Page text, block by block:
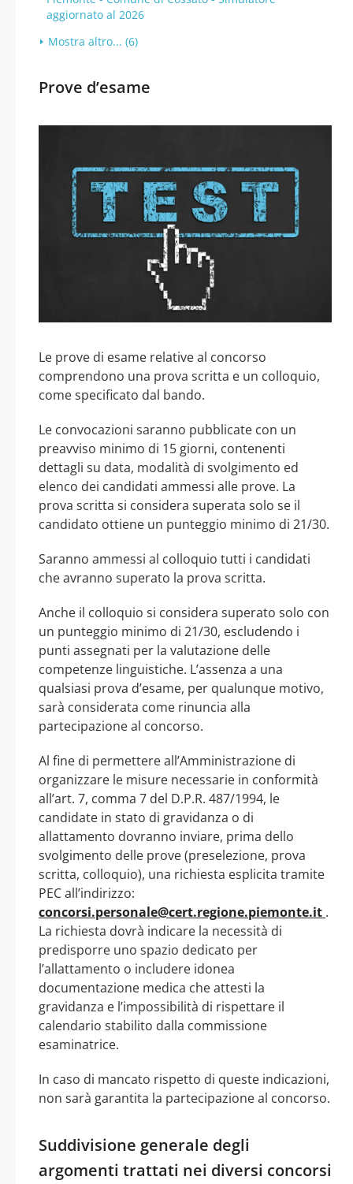
aggiornato al 2026
Mostra altro... (6)
Prove d’esame
Le prove di esame relative al concorso
comprendono una prova scritta e un colloquio,
come specificato dal bando.
Le convocazioni saranno pubblicate con un
preavviso minimo di 15 giorni, contenenti
dettagli su data, modalità di svolgimento ed
elenco dei candidati ammessi alle prove. La
prova scritta si considera superata solo se il
candidato ottiene un punteggio minimo di 21/30.
Saranno ammessi al colloquio tutti i candidati
che avranno superato la prova scritta.
Anche il colloquio si considera superato solo con
un punteggio minimo di 21/30, escludendo i
punti assegnati per la valutazione delle
competenze linguistiche. L’assenza a una
qualsiasi prova d’esame, per qualunque motivo,
sarà considerata come rinuncia alla
partecipazione al concorso.
Al fine di permettere all’Amministrazione di
organizzare le misure necessarie in conformità
all’art. 7, comma 7 del D.P.R. 487/1994, le
candidate in stato di gravidanza o di
allattamento dovranno inviare, prima dello
svolgimento delle prove (preselezione, prova
scritta, colloquio), una richiesta esplicita tramite
PEC all’indirizzo:
concorsi.personale@cert.regione.piemonte.it .
La richiesta dovrà indicare la necessità di
predisporre uno spazio dedicato per
l’allattamento o includere idonea
documentazione medica che attesti la
gravidanza e l’impossibilità di rispettare il
calendario stabilito dalla commissione
esaminatrice.
In caso di mancato rispetto di queste indicazioni,
non sarà garantita la partecipazione al concorso.
Suddivisione generale degli
argomenti trattati nei diversi concorsi